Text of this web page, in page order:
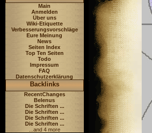
Main
Anmelden
Über uns
Wiki-Etiquette
Verbesserungsvorschläge
Eure Meinung
News
Seiten Index
Top Ten Seiten
Todo
Impressum
FAQ
Datenschutzerklärung
Backlinks
RecentChanges
Belenus
Die Schriften ...
Die Schriften ...
Die Schriften ...
Die Schriften ...
...and 4 more